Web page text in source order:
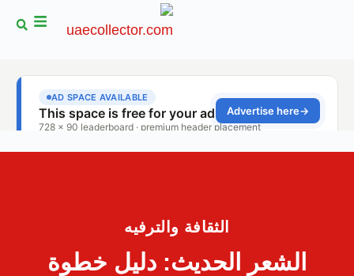
الثقافة والترفيه
الشعر الحديث: دليل خطوة